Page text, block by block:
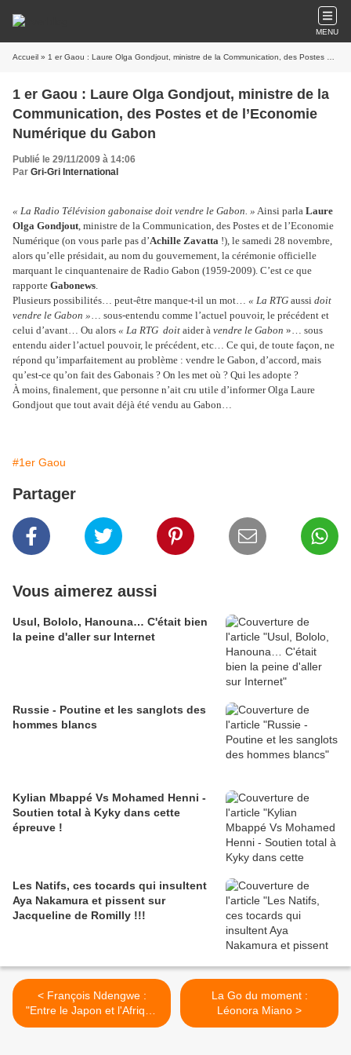
MENU
Accueil » 1 er Gaou : Laure Olga Gondjout, ministre de la Communication, des Postes et de l’Economie Numérique du Gabon
1 er Gaou : Laure Olga Gondjout, ministre de la
Communication, des Postes et de l’Economie
Numérique du Gabon
Publié le 29/11/2009 à 14:06
Par Gri-Gri International
« La Radio Télévision gabonaise doit vendre le Gabon. » Ainsi parla Laure
Olga Gondjout, ministre de la Communication, des Postes et de l’Economie
Numérique (on vous parle pas d’Achille Zavatta !), le samedi 28 novembre,
alors qu’elle présidait, au nom du gouvernement, la cérémonie officielle
marquant le cinquantenaire de Radio Gabon (1959-2009). C’est ce que
rapporte Gabonews.
Plusieurs possibilités… peut-être manque-t-il un mot… « La RTG aussi doit
vendre le Gabon »… sous-entendu comme l’actuel pouvoir, le précédent et
celui d’avant… Ou alors « La RTG doit aider à vendre le Gabon »… sous
entendu aider l’actuel pouvoir, le précédent, etc… Ce qui, de toute façon, ne
répond qu’imparfaitement au problème : vendre le Gabon, d’accord, mais
qu’est-ce qu’on fait des Gabonais ? On les met où ? Qui les adopte ?
À moins, finalement, que personne n’ait cru utile d’informer Olga Laure
Gondjout que tout avait déjà été vendu au Gabon…
#1er Gaou
Partager
Vous aimerez aussi
Usul, Bololo, Hanouna… C'était bien
la peine d'aller sur Internet
Russie - Poutine et les sanglots des
hommes blancs
Kylian Mbappé Vs Mohamed Henni -
Soutien total à Kyky dans cette
épreuve !
Les Natifs, ces tocards qui insultent
Aya Nakamura et pissent sur
Jacqueline de Romilly !!!
< François Ndengwe :
"Entre le Japon et l'Afrique
les relations sont trop peu
La Go du moment :
Léonora Miano >